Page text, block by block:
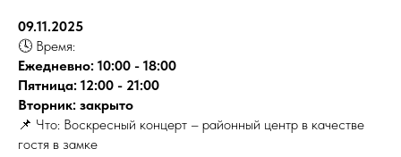
09.11.2025
🕓 Время:
Ежедневно: 10:00 - 18:00
Пятница: 12:00 - 21:00
Вторник: закрыто
📌 Что: Воскресный концерт – районный центр в качестве
гостя в замке